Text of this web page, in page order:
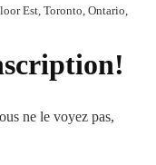
Est, Toronto, Ontario,
ne le voyez pas,